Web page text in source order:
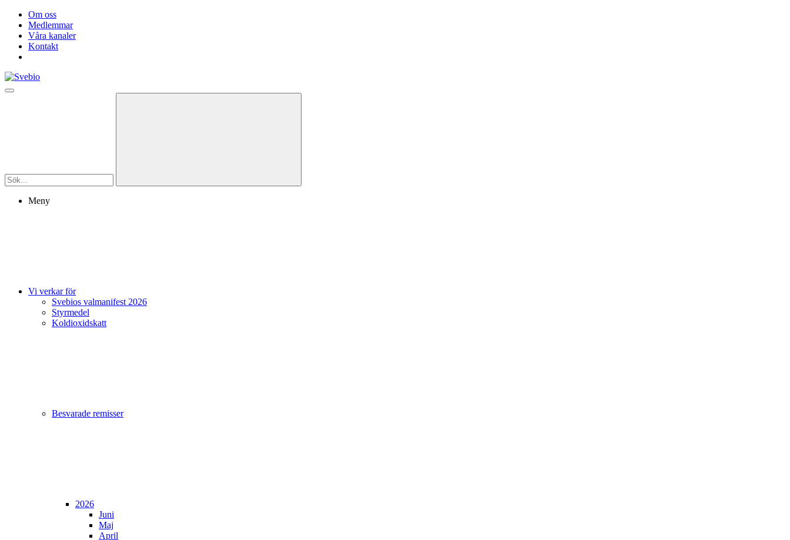
Om oss
Medlemmar
Våra kanaler
Kontakt
Meny
Vi verkar för
Svebios valmanifest 2026
Styrmedel
Koldioxidskatt
Besvarade remisser
2026
Juni
Maj
April